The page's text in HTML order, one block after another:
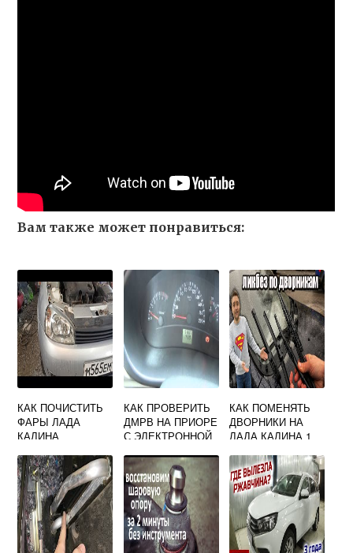
Вам также может понравиться:
КАК ПОЧИСТИТЬ
ФАРЫ ЛАДА
КАЛИНА
КАК ПРОВЕРИТЬ
ДМРВ НА ПРИОРЕ
С ЭЛЕКТРОННОЙ
КАК ПОМЕНЯТЬ
ДВОРНИКИ НА
ЛАДА КАЛИНА 1